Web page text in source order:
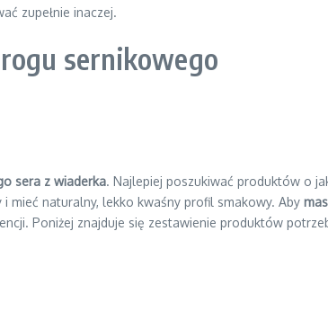
zupełnie inaczej.
sernikowego
sera z wiaderka. Najlepiej poszukiwać produktów o
mieć naturalny, lekko kwaśny profil smakowy. Aby
Poniżej znajduje się zestawienie produktów